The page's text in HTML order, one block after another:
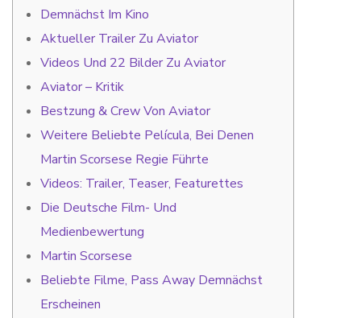
Demnächst Im Kino
Aktueller Trailer Zu Aviator
Videos Und 22 Bilder Zu Aviator
Aviator – Kritik
Bestzung & Crew Von Aviator
Weitere Beliebte Película, Bei Denen
Martin Scorsese Regie Führte
Videos: Trailer, Teaser, Featurettes
Die Deutsche Film- Und
Medienbewertung
Martin Scorsese
Beliebte Filme, Pass Away Demnächst
Erscheinen